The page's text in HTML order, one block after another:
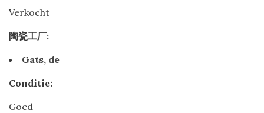
Verkocht
陶瓷工厂:
Gats, de
Conditie:
Goed